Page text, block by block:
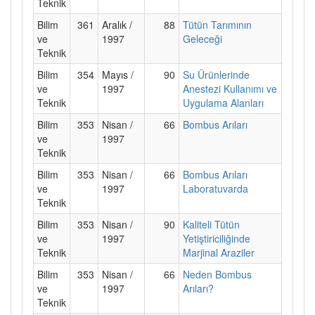
Bilim
ve
Teknik
361
Aralık /
1997
88 Tütün Tarımının
Geleceği
Bilim
ve
Teknik
354 Mayıs /
1997
90 Su Ürünlerinde
Anestezi Kullanımı ve
Uygulama Alanları
Bilim
ve
Teknik
353
Nisan /
1997
66 Bombus Arıları
Bilim
ve
Teknik
353
Nisan /
1997
66
Bombus Arıları
Laboratuvarda
Bilim
ve
Teknik
353
Nisan /
1997
90
Kaliteli Tütün
Yetiştiriciliğinde
Marjinal Araziler
Bilim
ve
Teknik
353
Nisan /
1997
66
Neden Bombus
Arıları?